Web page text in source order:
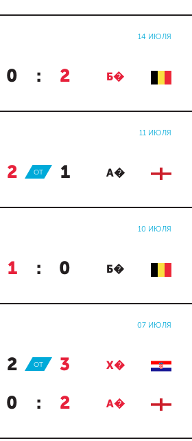
14 ИЮЛЯ
0 : 2 Б�
11 ИЮЛЯ
2 : 1 А�
ОТ
10 ИЮЛЯ
1 : 0 Б�
07 ИЮЛЯ
2 : 3 Х�
ОТ
0 : 2 А�